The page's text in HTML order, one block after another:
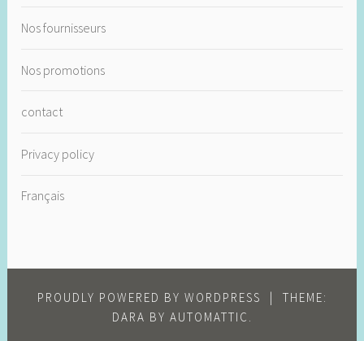
Nos fournisseurs
Nos promotions
contact
Privacy policy
Français
PROUDLY POWERED BY WORDPRESS |
THEME:
DARA BY AUTOMATTIC .